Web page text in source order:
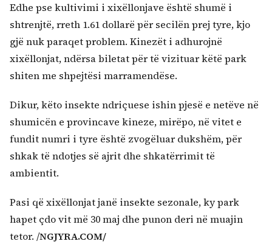
Edhe pse kultivimi i xixëllonjave është shumë i
shtrenjtë, rreth 1.61 dollarë për secilën prej tyre, kjo
gjë nuk paraqet problem. Kinezët i adhurojnë
xixëllonjat, ndërsa biletat për të vizituar këtë park
shiten me shpejtësi marramendëse.
Dikur, këto insekte ndriçuese ishin pjesë e netëve në
shumicën e provincave kineze, mirëpo, në vitet e
fundit numri i tyre është zvogëluar dukshëm, për
shkak të ndotjes së ajrit dhe shkatërrimit të
ambientit.
Pasi që xixëllonjat janë insekte sezonale, ky park
hapet çdo vit më 30 maj dhe punon deri në muajin
tetor. /NGJYRA.COM/